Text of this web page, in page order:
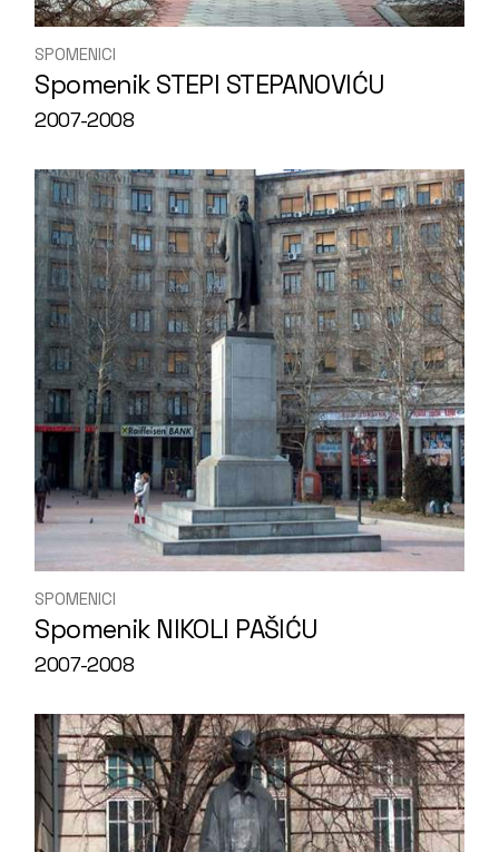
SPOMENICI
Spomenik STEPI STEPANOVIĆU
2007-2008
SPOMENICI
Spomenik NIKOLI PAŠIĆU
2007-2008